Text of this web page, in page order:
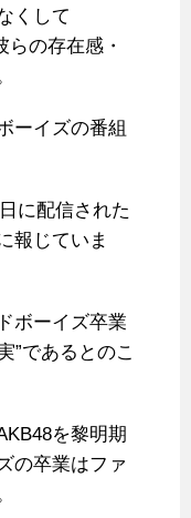
くして
の存在感・
ーイズの番組
に配信された
報じていま
ボーイズ卒業
”であるとのこ
を黎明期
の卒業はファ